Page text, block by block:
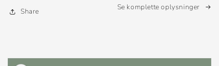
Share Se komplette oplysninger